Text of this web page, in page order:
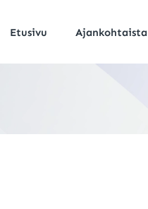
Etusivu Ajankohtaista